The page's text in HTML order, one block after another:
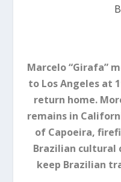
Marcelo “Girafa”
to Los Angeles at
return home.
remains in
of Capoeira,
Brazilian cultural
keep Brazilian